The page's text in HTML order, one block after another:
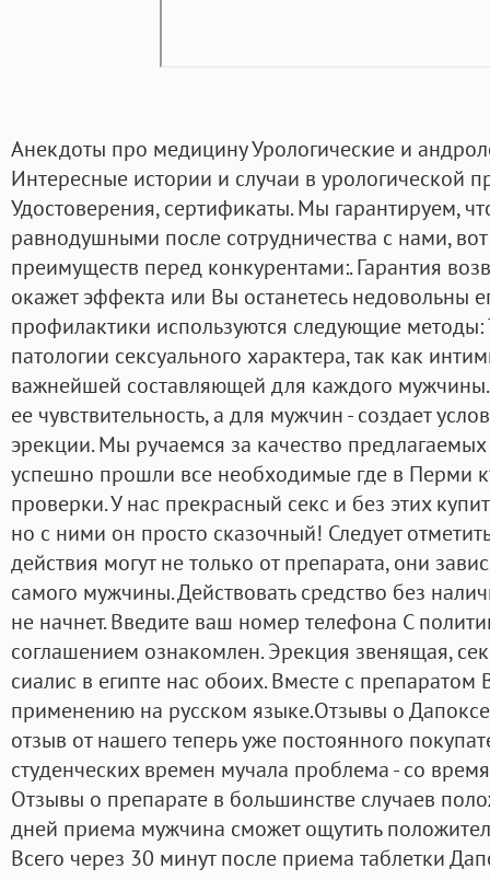
Анекдоты про медицину Урологические и
Интересные истории и случаи в урологической
Удостоверения, сертификаты. Мы гарантируем,
равнодушными после сотрудничества с нами,
преимуществ перед конкурентами:. Гарантия
окажет эффекта или Вы останетесь недовольны
профилактики используются следующие методы:
патологии сексуального характера, так как
важнейшей составляющей для каждого
ее чувствительность, а для мужчин - создает
эрекции. Мы ручаемся за качество
успешно прошли все необходимые где в Перми
проверки. У нас прекрасный секс и без этих
но с ними он просто сказочный! Следует
действия могут не только от препарата, они
самого мужчины. Действовать средство без
не начнет. Введите ваш номер телефона С
соглашением ознакомлен. Эрекция звенящая,
сиалис в египте нас обоих. Вместе с
применению на русском языке.Отзывы о
отзыв от нашего теперь уже постоянного
студенческих времен мучала проблема - со
Отзывы о препарате в большинстве случаев
дней приема мужчина сможет ощутить
Всего через 30 минут после приема таблетки